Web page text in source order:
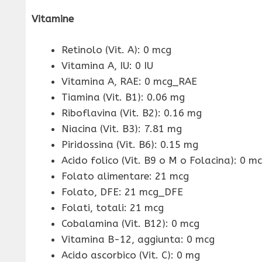
Vitamine
Retinolo (Vit. A): 0 mcg
Vitamina A, IU: 0 IU
Vitamina A, RAE: 0 mcg_RAE
Tiamina (Vit. B1): 0.06 mg
Riboflavina (Vit. B2): 0.16 mg
Niacina (Vit. B3): 7.81 mg
Piridossina (Vit. B6): 0.15 mg
Acido folico (Vit. B9 o M o Folacina): 0
Folato alimentare: 21 mcg
Folato, DFE: 21 mcg_DFE
Folati, totali: 21 mcg
Cobalamina (Vit. B12): 0 mcg
Vitamina B-12, aggiunta: 0 mcg
Acido ascorbico (Vit. C): 0 mg